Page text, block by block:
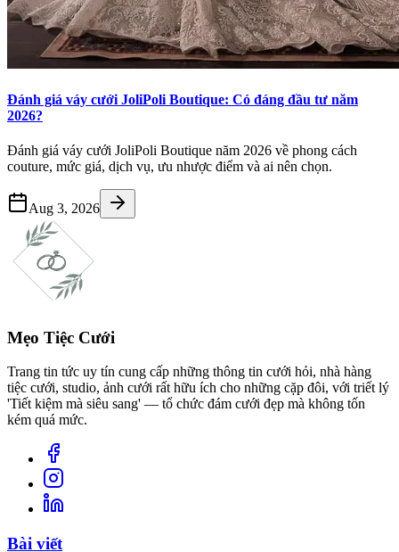
Đánh giá váy cưới JoliPoli Boutique: Có đáng đầu tư năm
2026?
Đánh giá váy cưới JoliPoli Boutique năm 2026 về phong cách
couture, mức giá, dịch vụ, ưu nhược điểm và ai nên chọn.
Aug 3, 2026
Mẹo Tiệc Cưới
Trang tin tức uy tín cung cấp những thông tin cưới hỏi, nhà hàng
tiệc cưới, studio, ảnh cưới rất hữu ích cho những cặp đôi, với triết lý
'Tiết kiệm mà siêu sang' — tổ chức đám cưới đẹp mà không tốn
kém quá mức.
Bài viết